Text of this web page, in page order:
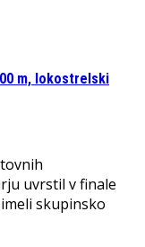
m, lokostrelski
uvrstil v finale
skupinsko